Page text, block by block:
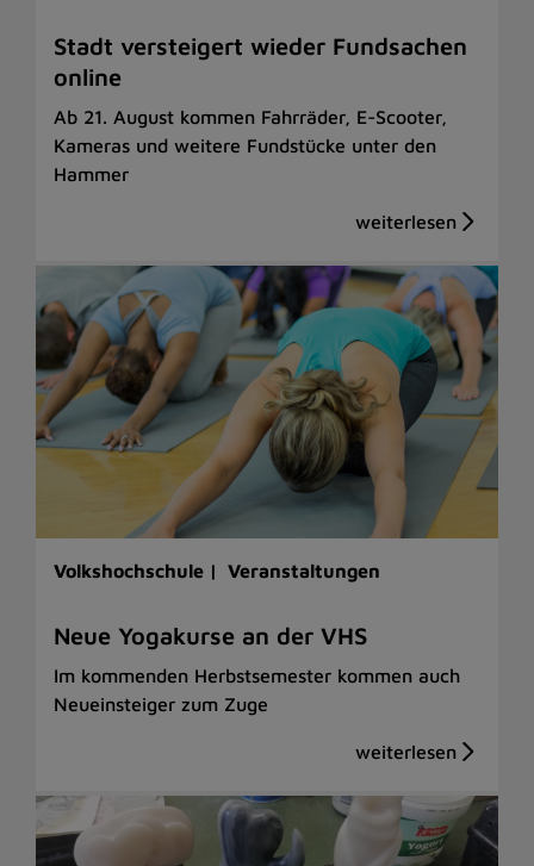
Stadt versteigert wieder Fundsachen
online
Ab 21. August kommen Fahrräder, E-Scooter,
Kameras und weitere Fundstücke unter den
Hammer
Volkshochschule | Veranstaltungen
Neue Yogakurse an der VHS
Im kommenden Herbstsemester kommen auch
Neueinsteiger zum Zuge